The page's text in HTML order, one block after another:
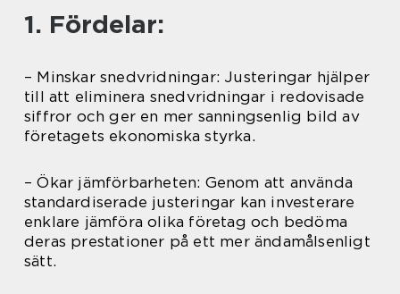
1. Fördelar:
– Minskar snedvridningar: Justeringar hjälper
till att eliminera snedvridningar i redovisade
siffror och ger en mer sanningsenlig bild av
företagets ekonomiska styrka.
– Ökar jämförbarheten: Genom att använda
standardiserade justeringar kan investerare
enklare jämföra olika företag och bedöma
deras prestationer på ett mer ändamålsenligt
sätt.